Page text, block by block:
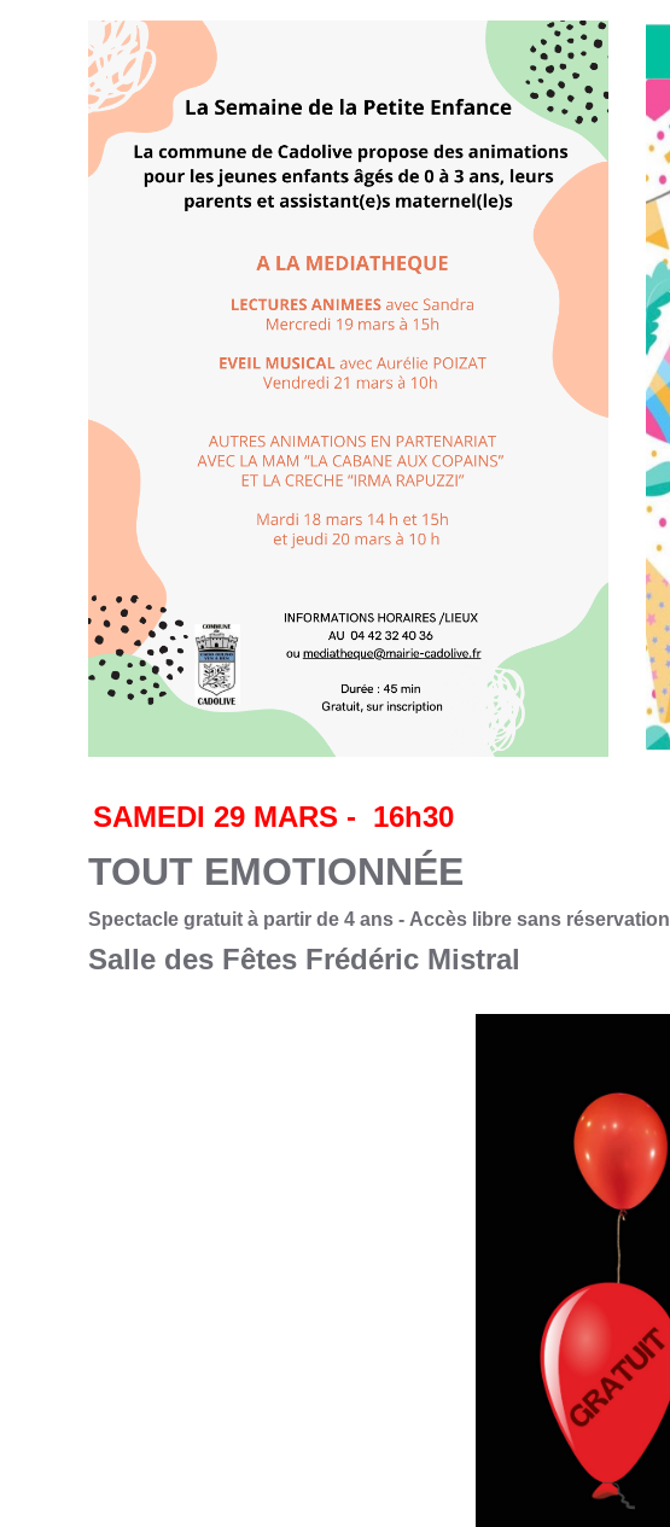
SAMEDI 29 MARS - 16h30
TOUT EMOTIONNÉE
Spectacle gratuit à partir de 4 ans - Accès libre sans réservation
Salle des Fêtes Frédéric Mistral